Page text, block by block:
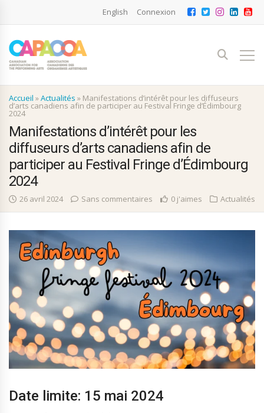
English Connexion
Accueil »Actualités » Manifestations d’intérêt pour les diffuseurs
d’arts canadiens afin de participer au Festival Fringe d’Édimbourg
2024
Manifestations d’intérêt pour les
diffuseurs d’arts canadiens afin de
participer au Festival Fringe d’Édimbourg
2024
26 avril 2024 Sans commentaires 0 j'aimes Actualités
Date limite: 15 mai 2024